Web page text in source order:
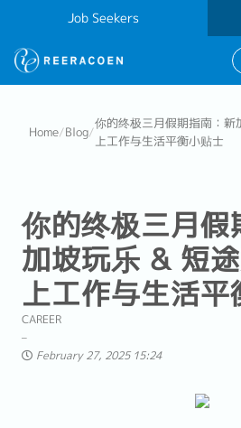
Job Seekers
Home/Blog/
你的终极三月假期指南：
上工作与生活平衡小贴士
你的终极三月假
加坡玩乐 & 短
上工作与生活平
CAREER
February 27, 2025 15:24